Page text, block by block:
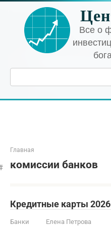
Перейти
контенту
Все о
Поиск:
Главная
комиссии банков
Кредитные карты
Банки Елена Петрова